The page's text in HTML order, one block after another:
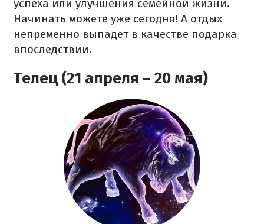
успеха или улучшения семейной жизни.
Начинать можете уже сегодня! А отдых
непременно выпадет в качестве подарка
впоследствии.
Телец (21 апреля – 20 мая)